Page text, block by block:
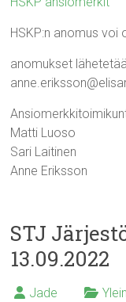
HSKP:n anomus voi
anomukset
Matti Luoso
Sari Laitinen
Anne Eriksson
STJ
13.09.2022
Jade